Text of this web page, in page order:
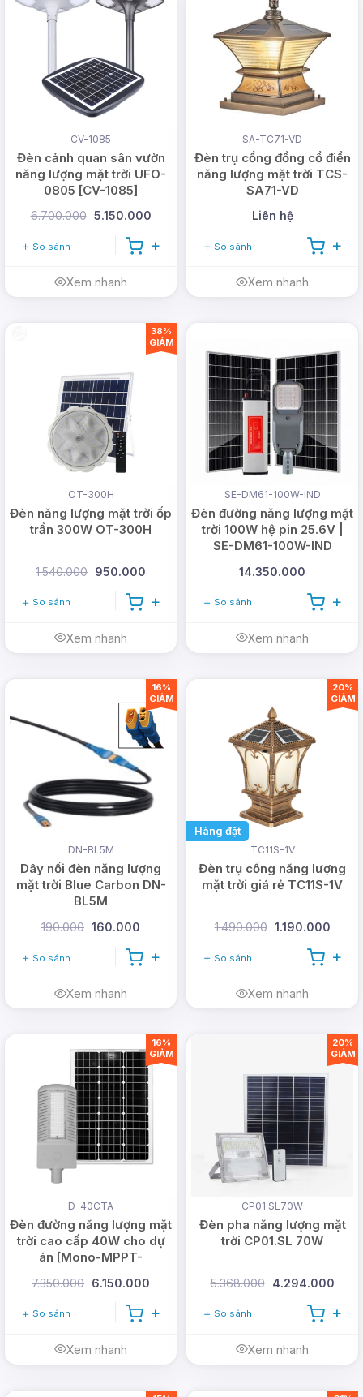
CV-1085
Đèn cảnh quan sân vườn
năng lượng mặt trời UFO-
0805 [CV-1085]
6.700.000 5.150.000
So sánh
Xem nhanh
SA-TC71-VD
Đèn trụ cổng đồng cổ điển
năng lượng mặt trời TCS-
SA71-VD
Liên hệ
So sánh
Xem nhanh
OT-300H
Đèn năng lượng mặt trời ốp
trần 300W OT-300H
1.540.000 950.000
So sánh
Xem nhanh
38%
GIẢM
SE-DM61-100W-IND
Đèn đường năng lượng mặt
trời 100W hệ pin 25.6V |
SE-DM61-100W-IND
14.350.000
So sánh
Xem nhanh
DN-BL5M
Dây nối đèn năng lượng
mặt trời Blue Carbon DN-
BL5M
190.000 160.000
So sánh
Xem nhanh
16%
GIẢM
Hàng đặt
TC11S-1V
Đèn trụ cổng năng lượng
mặt trời giá rẻ TC11S-1V
1.490.000 1.190.000
So sánh
Xem nhanh
20%
GIẢM
D-40CTA
Đèn đường năng lượng mặt
trời cao cấp 40W cho dự
án [Mono-MPPT-
7.350.000 6.150.000
So sánh
Xem nhanh
16%
GIẢM
CP01.SL70W
Đèn pha năng lượng mặt
trời CP01.SL 70W
5.368.000 4.294.000
So sánh
Xem nhanh
20%
GIẢM